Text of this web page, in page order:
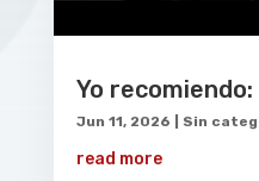
Yo recomiendo:
Jun 11, 2026 Sin
read more